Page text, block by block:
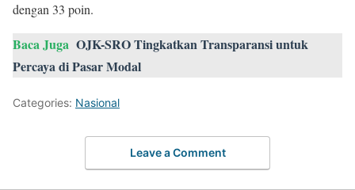
dengan 33 poin.
Baca Juga OJK-SRO Tingkatkan Transparansi untuk
Percaya di Pasar Modal
Categories: Nasional
Leave a Comment